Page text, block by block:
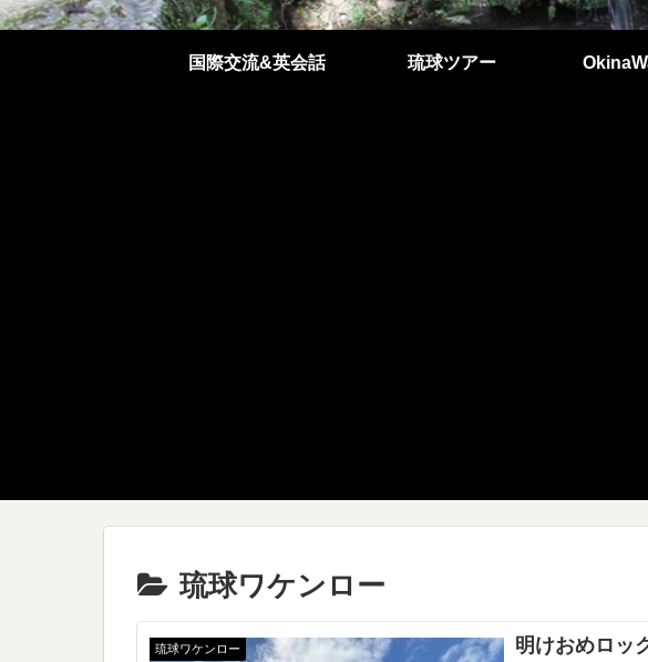
国際交流&英会話 琉球ツアー
琉球ワケンロー
琉球ワケンロー 明けおめロッ